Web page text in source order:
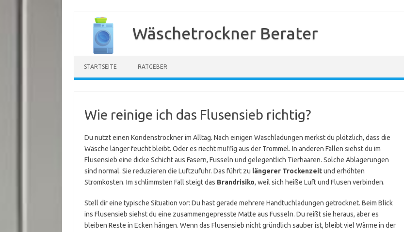
springen
Wäschetrockner Berater
STARTSEITE RATGEBER
Wie reinige ich das Flusensieb richtig?
Du nutzt einen Kondenstrockner im Alltag. Nach einigen Waschladungen merkst du plötzlich, dass die
Wäsche länger feucht bleibt. Oder es riecht muffig aus der Trommel. In anderen Fällen siehst du im
Flusensieb eine dicke Schicht aus Fasern, Fusseln und gelegentlich Tierhaaren. Solche Ablagerungen
sind normal. Sie reduzieren die Luftzufuhr. Das führt zu längerer Trockenzeitund erhöhten
Stromkosten. Im schlimmsten Fall steigt das Brandrisiko, weil sich heiße Luft und Flusen verbinden.
Stell dir eine typische Situation vor: Du hast gerade mehrere Handtuchladungen getrocknet. Beim Blick
ins Flusensieb siehst du eine zusammengepresste Matte aus Fusseln. Du reißt sie heraus, aber es
bleiben Reste in Ecken hängen. Wenn das Flusensieb nicht gründlich sauber ist, bleibt viel Wärme in der